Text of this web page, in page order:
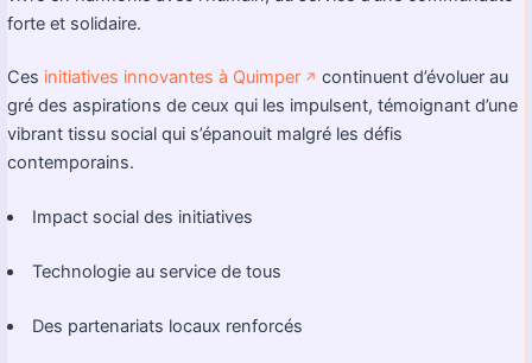
forte et solidaire.
Ces initiatives innovantes à Quimper ↗️ continuent d’évoluer au
gré des aspirations de ceux qui les impulsent, témoignant d’une
vibrant tissu social qui s’épanouit malgré les défis
contemporains.
Impact social des initiatives
Technologie au service de tous
Des partenariats locaux renforcés